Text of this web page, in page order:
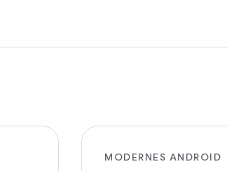
MODERNES ANDROID